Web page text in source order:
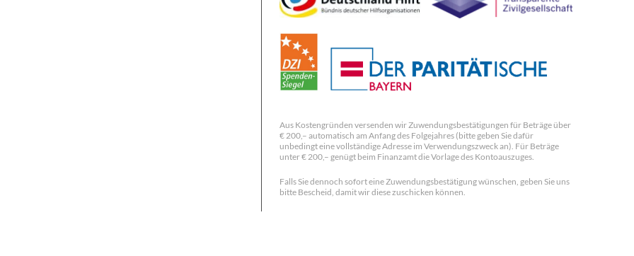
Aus Kostengründen versenden wir Zuwendungsbestätigungen für Beträge über
€ 200,– automatisch am Anfang des Folgejahres (bitte geben Sie dafür
unbedingt eine vollständige Adresse im Verwendungszweck an). Für Beträge
unter € 200,– genügt beim Finanzamt die Vorlage des Kontoauszuges.
Falls Sie dennoch sofort eine Zuwendungsbestätigung wünschen, geben Sie uns
bitte Bescheid, damit wir diese zuschicken können.